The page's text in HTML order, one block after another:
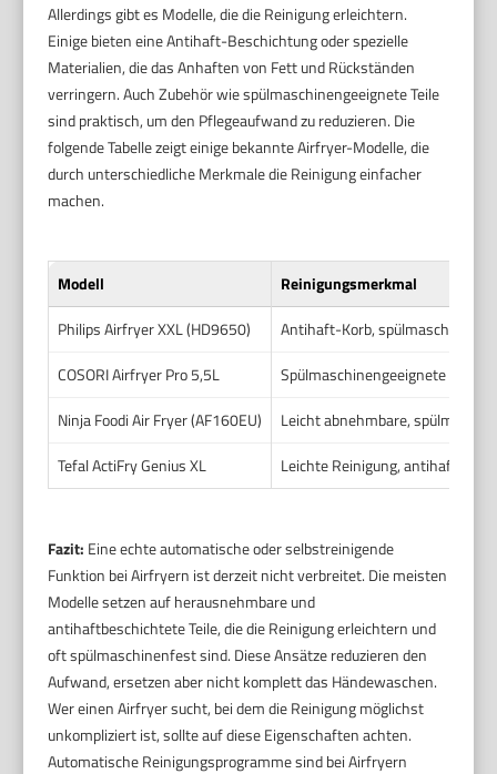
Allerdings gibt es Modelle, die die Reinigung erleichtern.
Einige bieten eine Antihaft-Beschichtung oder spezielle
Materialien, die das Anhaften von Fett und Rückständen
verringern. Auch Zubehör wie spülmaschinengeeignete Teile
sind praktisch, um den Pflegeaufwand zu reduzieren. Die
folgende Tabelle zeigt einige bekannte Airfryer-Modelle, die
durch unterschiedliche Merkmale die Reinigung einfacher
machen.
Modell
Reinigungsmerkmal
Philips Airfryer XXL (HD9650)
Antihaft-Korb,
COSORI Airfryer Pro 5,5L
Spülmaschinengeeignete und
Ninja Foodi Air Fryer (AF160EU)
Leicht abnehmbare,
Tefal ActiFry Genius XL
Leichte Reinigung,
Fazit: Eine echte automatische oder selbstreinigende
Funktion bei Airfryern ist derzeit nicht verbreitet. Die meisten
Modelle setzen auf herausnehmbare und
antihaftbeschichtete Teile, die die Reinigung erleichtern und
oft spülmaschinenfest sind. Diese Ansätze reduzieren den
Aufwand, ersetzen aber nicht komplett das Händewaschen.
Wer einen Airfryer sucht, bei dem die Reinigung möglichst
unkompliziert ist, sollte auf diese Eigenschaften achten.
Automatische Reinigungsprogramme sind bei Airfryern